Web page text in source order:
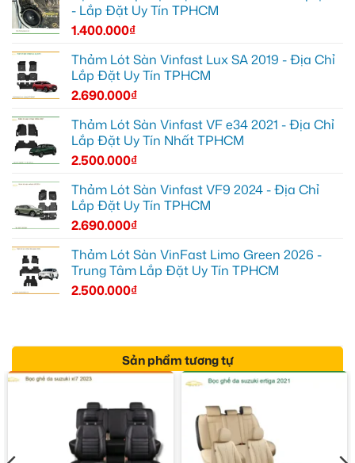
- Lắp Đặt Uy Tín TPHCM
1.400.000₫
Thảm Lót Sàn Vinfast Lux SA 2019 - Địa Chỉ
Lắp Đặt Uy Tín TPHCM
2.690.000₫
Thảm Lót Sàn Vinfast VF e34 2021 - Địa Chỉ
Lắp Đặt Uy Tín Nhất TPHCM
2.500.000₫
Thảm Lót Sàn Vinfast VF9 2024 - Địa Chỉ
Lắp Đặt Uy Tín TPHCM
2.690.000₫
Thảm Lót Sàn VinFast Limo Green 2026 -
Trung Tâm Lắp Đặt Uy Tín TPHCM
2.500.000₫
Sản phẩm tương tự